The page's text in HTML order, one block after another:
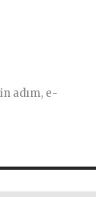
adım, e-